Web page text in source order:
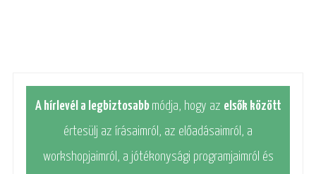
A hírlevél a legbiztosabb módja, hogy az elsők között
értesülj az írásaimról, az előadásaimról, a
workshopjaimról, a jótékonysági programjaimról és